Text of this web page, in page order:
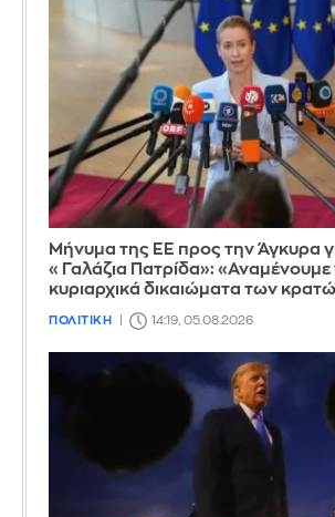
Μήνυμα της ΕΕ προς την Άγκυρα
«Γαλάζια Πατρίδα»: «Αναμένουμε
κυριαρχικά δικαιώματα των
ΠΟΛΙΤΙΚΗ 14:19, 05.08.2026